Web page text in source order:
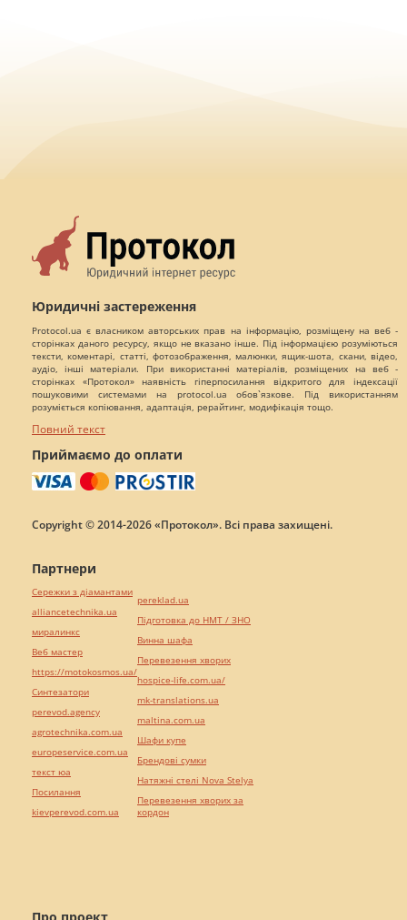
Юридичні застереження
Protocol.ua є власником авторських прав на інформацію, розміщену на веб -
сторінках даного ресурсу, якщо не вказано інше. Під інформацією розуміються
тексти, коментарі, статті, фотозображення, малюнки, ящик-шота, скани, відео,
аудіо, інші матеріали. При використанні матеріалів, розміщених на веб -
сторінках «Протокол» наявність гіперпосилання відкритого для індексації
пошуковими системами на protocol.ua обов`язкове. Під використанням
розуміється копіювання, адаптація, рерайтинг, модифікація тощо.
Повний текст
Приймаємо до оплати
Copyright © 2014-2026 «Протокол». Всі права захищені.
Партнери
Сережки з діамантами
alliancetechnika.ua
миралинкс
Веб мастер
https://motokosmos.ua/
Синтезатори
perevod.agency
agrotechnika.com.ua
europeservice.com.ua
текст юа
Посилання
kievperevod.com.ua
pereklad.ua
Підготовка до НМТ / ЗНО
Винна шафа
Перевезення хворих
hospice-life.com.ua/
mk-translations.ua
maltina.com.ua
Шафи купе
Брендові сумки
Натяжні стелі Nova Stelya
Перевезення хворих за
кордон